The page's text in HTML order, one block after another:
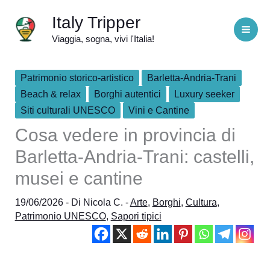
contenuto
Italy Tripper
Viaggia, sogna, vivi l'Italia!
Patrimonio storico-artistico
Barletta-Andria-Trani
Beach & relax
Borghi autentici
Luxury seeker
Siti culturali UNESCO
Vini e Cantine
Cosa vedere in provincia di
Barletta-Andria-Trani: castelli,
musei e cantine
19/06/2026 - Di Nicola C. -Arte, Borghi, Cultura,
Patrimonio UNESCO, Sapori tipici